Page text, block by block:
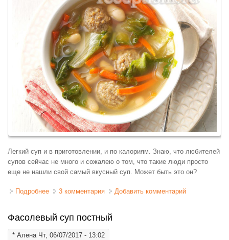
Легкий суп и в приготовлении, и по калориям. Знаю, что любителей
супов сейчас не много и сожалею о том, что такие люди просто
еще не нашли свой самый вкусный суп. Может быть это он?
Подробнее о Суп с белой фасолью и фрикадельками
3 комментария Добавить комментарий
Фасолевый суп постный
* АленаЧт, 06/07/2017 - 13:02